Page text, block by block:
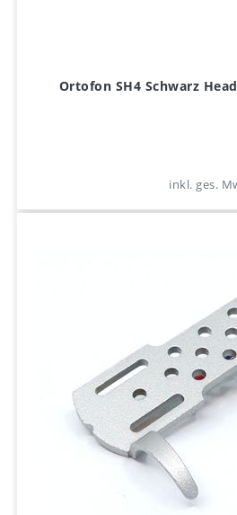
Ortofon SH4 Schwarz
inkl. ges.